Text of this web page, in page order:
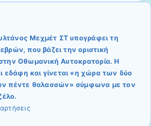
Μεχμέτ ΣΤ υπογράφει τη
που βάζει την οριστική
Οθωμανική Αυτοκρατορία. Η
εδάφη και γίνεται «η χώρα των δύο
πέντε θαλασσών» σύμφωνα με τον